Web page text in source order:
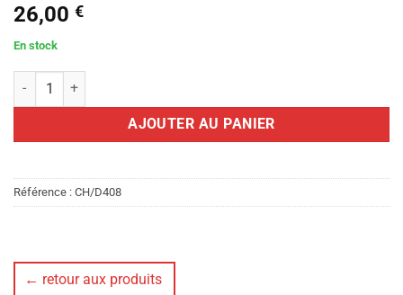
26,00 €
En stock
quantité de CAGE OISEAUX BARON 34x28x47CM C=10
AJOUTER AU PANIER
Référence : CH/D408
← retour aux produits